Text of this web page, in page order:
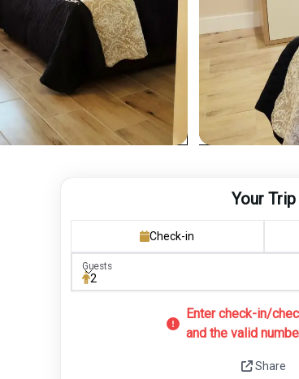
Your Trip
Check-in
Guests
Guests
2
Enter check-in/
and the valid
Share